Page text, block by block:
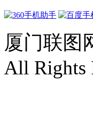
厦门联图
All Rights